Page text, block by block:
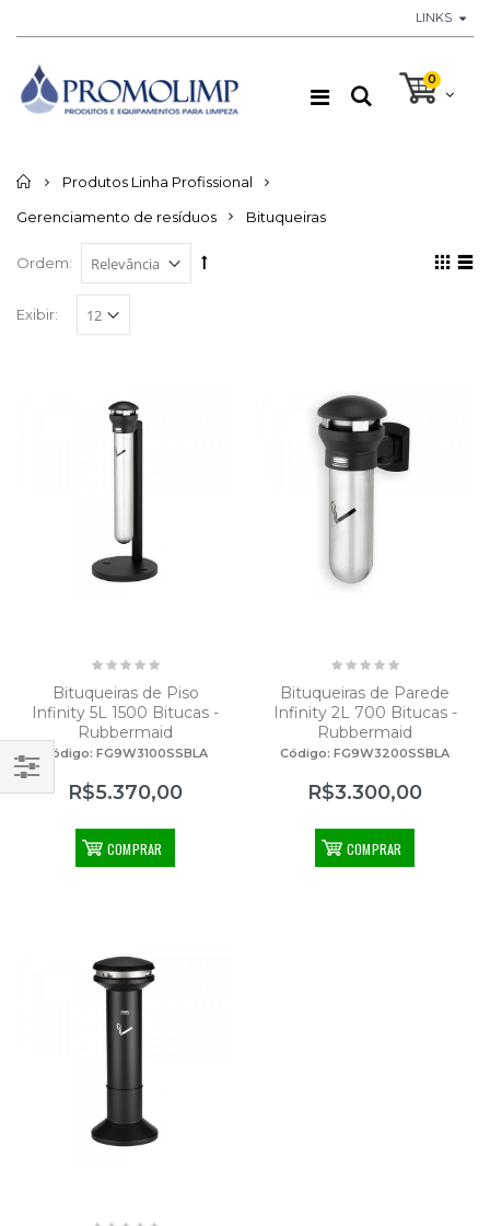
LINKS
0
Início
Produtos Linha Profissional
Gerenciamento de resíduos
Bituqueiras
Ordem:
Exibir:
Bituqueiras de Piso
Infinity 5L 1500 Bitucas -
Rubbermaid
Código: FG9W3100SSBLA
R$5.370,00
COMPRAR
Bituqueiras de Parede
Infinity 2L 700 Bitucas -
Rubbermaid
Código: FG9W3200SSBLA
R$3.300,00
COMPRAR